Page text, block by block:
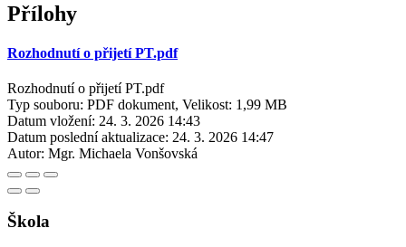
Přílohy
Rozhodnutí o přijetí PT.pdf
Rozhodnutí o přijetí PT.pdf
Typ souboru: PDF dokument, Velikost: 1,99 MB
Datum vložení: 24. 3. 2026 14:43
Datum poslední aktualizace: 24. 3. 2026 14:47
Autor: Mgr. Michaela Vonšovská
Škola